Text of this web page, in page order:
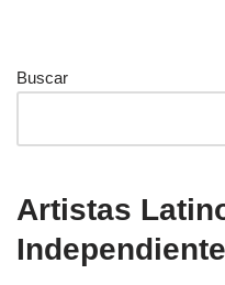
Buscar
Artistas